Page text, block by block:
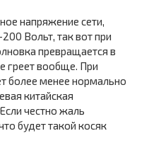
напряжение сети,
Вольт, так вот при
превращается в
греет вообще. При
более менее нормально
китайская
честно жаль
будет такой косяк